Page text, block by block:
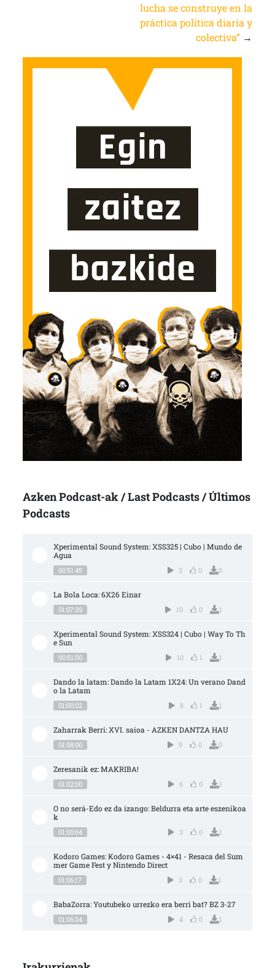
lucha se construye en la
práctica política diaria y
colectiva” →
Azken Podcast-ak / Last Podcasts / Últimos
Podcasts
Xperimental Sound System: XSS325 | Cubo | Mundo de
Agua
00:51:45 3 0 0
La Bola Loca: 6X26 Einar
01:07:39 10 0 1
Xperimental Sound System: XSS324 | Cubo | Way To Th
e Sun
00:51:00 10 1 1
Dando la latam: Dando la Latam 1X24: Un verano Dand
o la Latam
01:00:02 8 1 1
Zaharrak Berri: XVI. saioa - AZKEN DANTZA HAU
01:08:00 9 0 0
Zeresanik ez: MAKRIBA!
01:02:00 6 0 1
O no será-Edo ez da izango: Beldurra eta arte eszenikoa
k
01:00:04 3 0 1
Kodoro Games: Kodoro Games - 4×41 - Resaca del Sum
mer Game Fest y Nintendo Direct
01:06:17 3 0 1
BabaZorra: Youtubeko urrezko era berri bat? BZ 3-27
01:06:24 4 0 1